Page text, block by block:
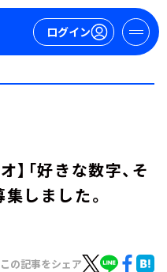
ログイン
】「好きな数字、そ
しました。
この記事をシェア